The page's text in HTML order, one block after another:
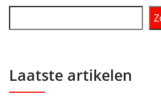
Laatste artikelen